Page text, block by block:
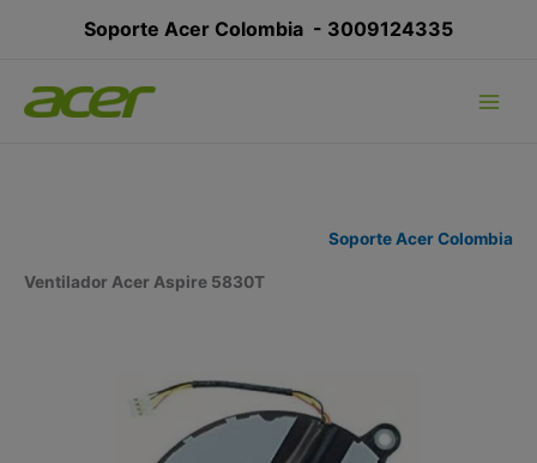
Soporte Acer Colombia - 3009124335
Soporte Acer Colombia
Ventilador Acer Aspire 5830T